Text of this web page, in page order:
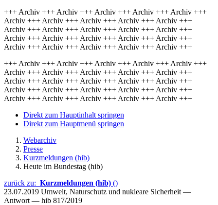
+++ Archiv +++ Archiv +++ Archiv +++ Archiv +++ Archiv +++
Archiv +++ Archiv +++ Archiv +++ Archiv +++ Archiv +++
Archiv +++ Archiv +++ Archiv +++ Archiv +++ Archiv +++
Archiv +++ Archiv +++ Archiv +++ Archiv +++ Archiv +++
Archiv +++ Archiv +++ Archiv +++ Archiv +++ Archiv +++
+++ Archiv +++ Archiv +++ Archiv +++ Archiv +++ Archiv +++
Archiv +++ Archiv +++ Archiv +++ Archiv +++ Archiv +++
Archiv +++ Archiv +++ Archiv +++ Archiv +++ Archiv +++
Archiv +++ Archiv +++ Archiv +++ Archiv +++ Archiv +++
Archiv +++ Archiv +++ Archiv +++ Archiv +++ Archiv +++
Direkt zum Hauptinhalt springen
Direkt zum Hauptmenü springen
Webarchiv
Presse
Kurzmeldungen (hib)
Heute im Bundestag (hib)
zurück zu: Kurzmeldungen (hib) ()
23.07.2019 Umwelt, Naturschutz und nukleare Sicherheit —
Antwort — hib 817/2019